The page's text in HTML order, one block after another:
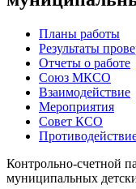
Планы работы
Результаты
Отчеты о работе
Союз МКСО
Взаимодействие
Мероприятия
Совет КСО
Контрольно-счетной
муниципальных